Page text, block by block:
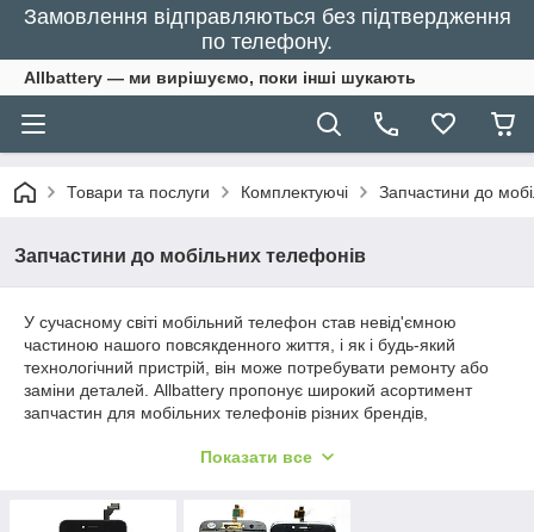
Замовлення відправляються без підтвердження
по телефону.
Allbattery — ми вирішуємо, поки інші шукають
Товари та послуги Комплектуючі Запчастини до
Запчастини до мобільних телефонів
У сучасному світі мобільний телефон став невід'ємною
частиною нашого повсякденного життя, і як і будь-який
технологічний пристрій, він може потребувати ремонту або
заміни деталей. Allbattery пропонує широкий асортимент
запчастин для мобільних телефонів різних брендів,
Від екранів та акумуляторів до камер, кнопок та інших
або оновлення вашого пристрою.
Показати все